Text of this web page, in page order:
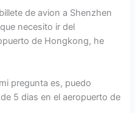
de avion a Shenzhen
necesito ir del
de Hongkong, he
pregunta es, puedo
5 dias en el aeropuerto de